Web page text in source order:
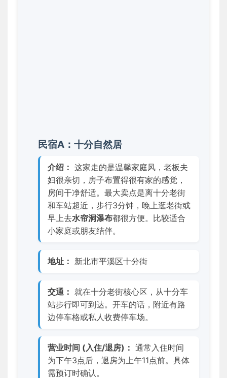
民宿A：十分自然居
介绍： 这家走的是温馨家庭风，老板夫
妇很亲切，房子布置得很有家的感觉，
房间干净舒适。最大卖点是离十分老街
和车站超近，步行3分钟，晚上逛老街或
早上去水帘洞瀑布都很方便。比较适合
小家庭或朋友结伴。
地址： 新北市平溪区十分街
交通： 就在十分老街核心区，从十分车
站步行即可到达。开车的话，附近有路
边停车格或私人收费停车场。
营业时间 (入住/退房)： 通常入住时间
为下午3点后，退房为上午11点前。具体
需预订时确认。